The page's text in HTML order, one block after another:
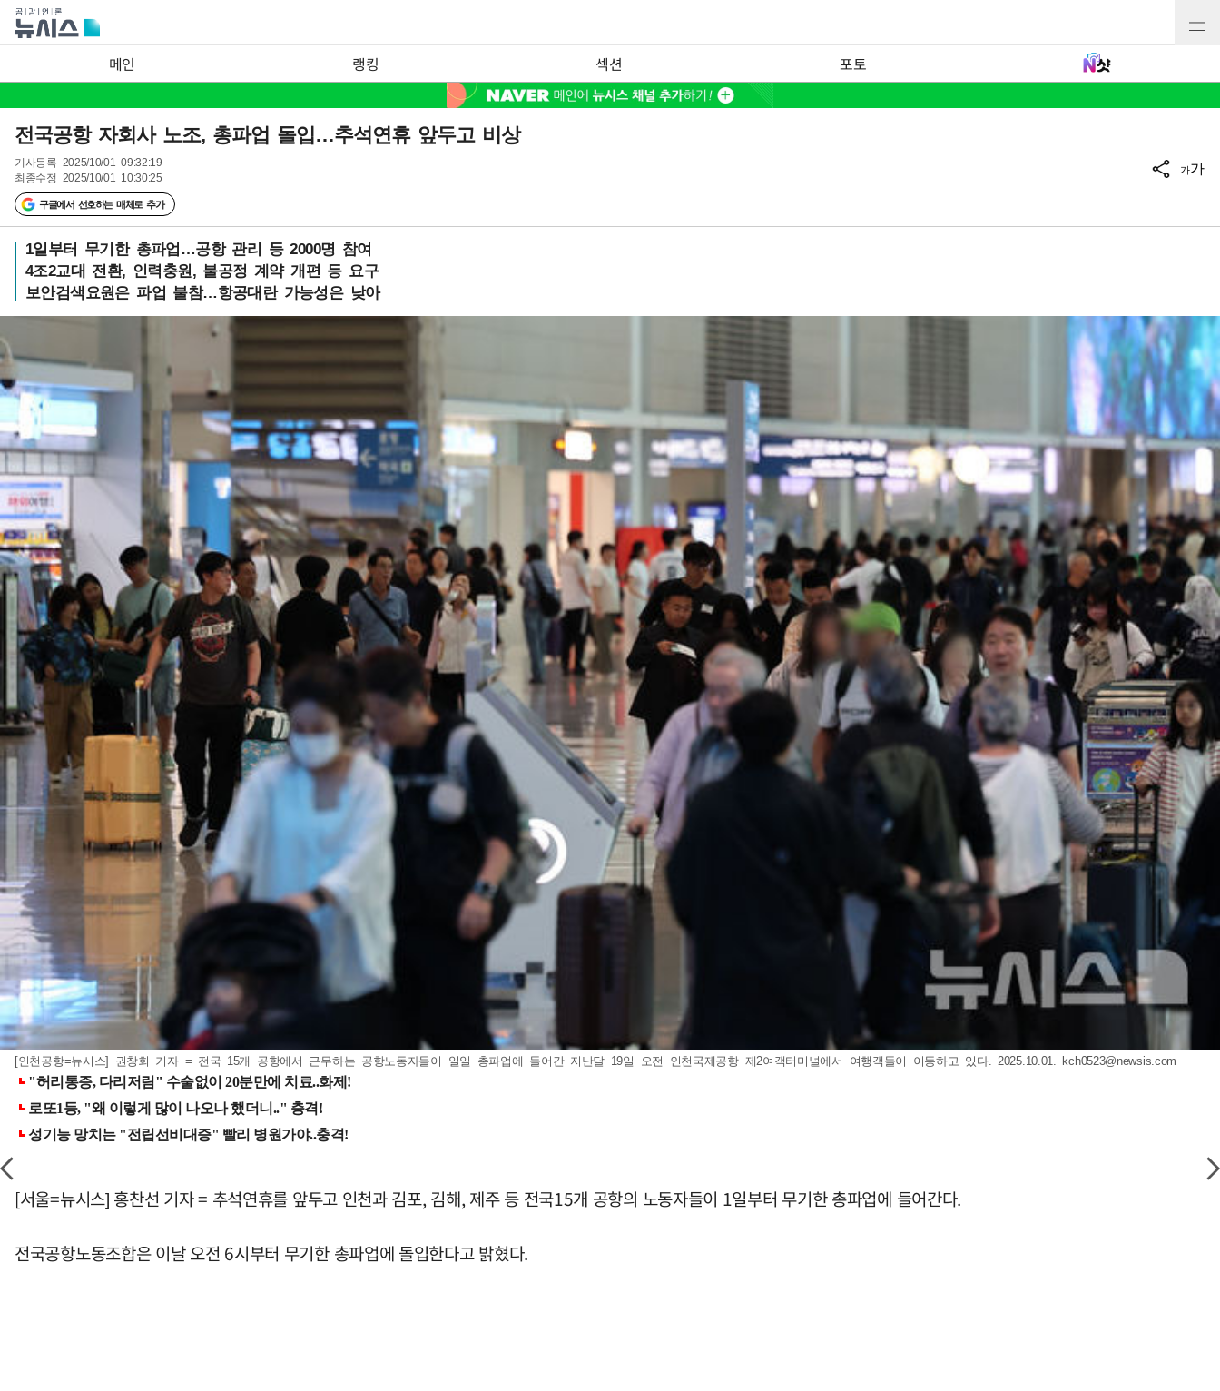
메인 랭킹 섹션 포토
전국공항 자회사 노조, 총파업 돌입…추석연휴 앞두고 비상
기사등록 2025/10/01 09:32:19
최종수정 2025/10/01 10:30:25
구글에서 선호하는 매체로 추가
가가
1일부터 무기한 총파업…공항 관리 등 2000명 참여
4조2교대 전환, 인력충원, 불공정 계약 개편 등 요구
보안검색요원은 파업 불참…항공대란 가능성은 낮아
[인천공항=뉴시스] 권창회 기자 = 전국 15개 공항에서 근무하는 공항노동자들이 일일 총파업에 들어간 지난달 19일 오전 인천국제공항 제2여객터미널에서 여행객들이 이동하고 있다. 2025.10.01. kch0523@newsis.com
[서울=뉴시스] 홍찬선 기자 = 추석연휴를 앞두고 인천과 김포, 김해, 제주 등 전국15개 공항의 노동자들이 1일부터 무기한 총파업에 들어간다.
전국공항노동조합은 이날 오전 6시부터 무기한 총파업에 돌입한다고 밝혔다.